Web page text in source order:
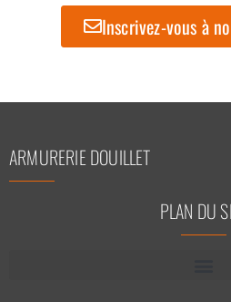
Inscrivez-vous à
ARMURERIE DOUILLET
PLAN DU